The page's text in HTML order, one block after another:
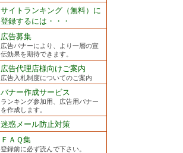
サイトランキング（無料）に
登録するには・・・
広告募集
広告バナーにより、より一層の宣
伝効果を期待できます。
広告代理店様向けご案内
広告入札制度についてのご案内
バナー作成サービス
ランキング参加用、広告用バナー
を作成します。
迷惑メール防止対策
ＦＡＱ集
登録前に必ず読んで下さい。